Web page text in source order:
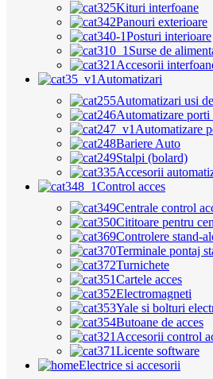
Kituri interfoane
Panouri exterioare
Posturi interioare
Surse de
Accesorii
Automatizari
Automatizari usi
Automatizare porti
Automatizare
Bariere Auto
Stalpi (bolard)
Accesorii
Control acces
Centrale control
Cititoare pentru
Controlere stand-
Terminale pontaj
Turnichete
Cartele acces
Electromagneti
Yale si bolturi
Butoane de acces
Accesorii control
Licente software
Electrice si accesorii